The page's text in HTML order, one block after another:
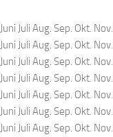
Juni Juli Aug. Sep. Okt. Nov.
Juni Juli Aug. Sep. Okt. Nov.
Juni Juli Aug. Sep. Okt. Nov.
Juni Juli Aug. Sep. Okt. Nov.
Juni Juli Aug. Sep. Okt. Nov.
Juni Juli Aug. Sep. Okt. Nov.
Juni Juli Aug. Sep. Okt. Nov.